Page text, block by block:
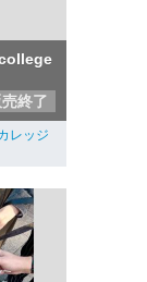
売終了
レッジ